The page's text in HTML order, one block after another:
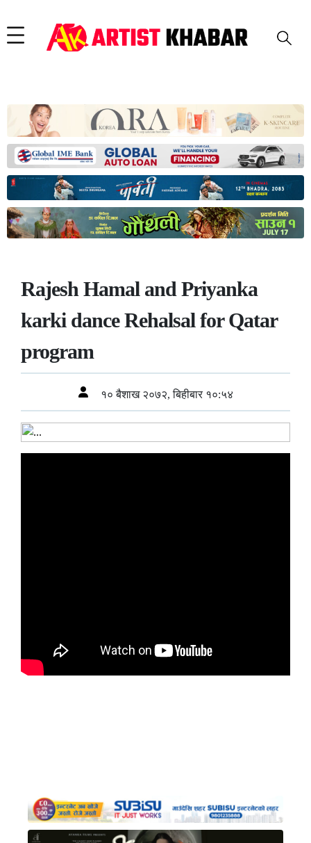
Rajesh Hamal and Priyanka
karki dance Rehalsal for Qatar
program
१० बैशाख २०७२, बिहीबार १०:५४